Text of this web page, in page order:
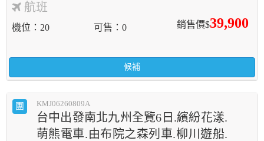
航班
銷售價$39,900
機位 20 可售 0
候補
團 KMJ06260809A
台中出發南北九州全覽6日.繽紛花漾.
萌熊電車.由布院之森列車.柳川遊船.